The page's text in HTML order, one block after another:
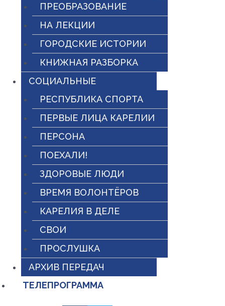
ПРЕОБРАЗОВАНИЕ
НА ЛЕКЦИИ
ГОРОДСКИЕ ИСТОРИИ
КНИЖНАЯ РАЗБОРКА
СОЦИАЛЬНЫЕ
РЕСПУБЛИКА СПОРТА
ПЕРВЫЕ ЛИЦА КАРЕЛИИ
ПЕРСОНА
ПОЕХАЛИ!
ЗДОРОВЫЕ ЛЮДИ
ВРЕМЯ ВОЛОНТЁРОВ
КАРЕЛИЯ В ДЕЛЕ
СВОИ
ПРОСЛУШКА
АРХИВ ПЕРЕДАЧ
ТЕЛЕПРОГРАММА